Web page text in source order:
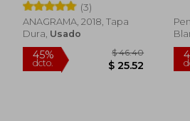
(3)
ANAGRAMA, 2018, Tapa
Dura, Usado